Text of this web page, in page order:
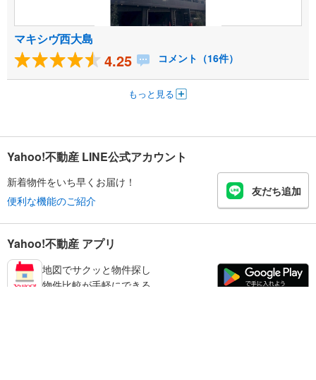
マキシヴ西大島
4.25 コメント（16件）
もっと見る
Yahoo!不動産 LINE公式アカウント
新着物件をいち早くお届け！
便利な機能のご紹介
友だち追加
Yahoo!不動産 アプリ
地図でサクッと物件探し
物件比較が手軽にできる